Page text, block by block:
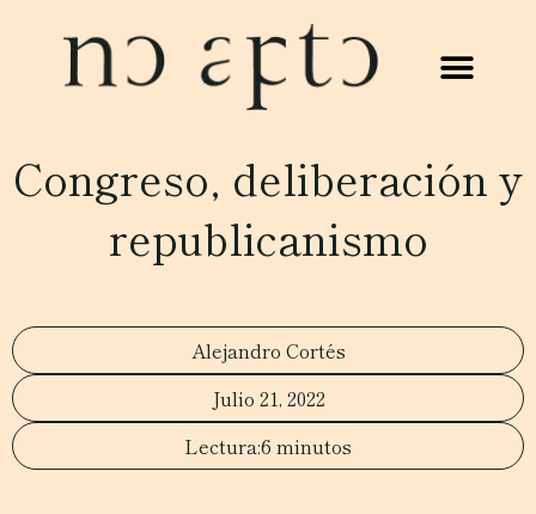
Congreso, deliberación y
republicanismo
Alejandro Cortés
Julio 21, 2022
6 minutos